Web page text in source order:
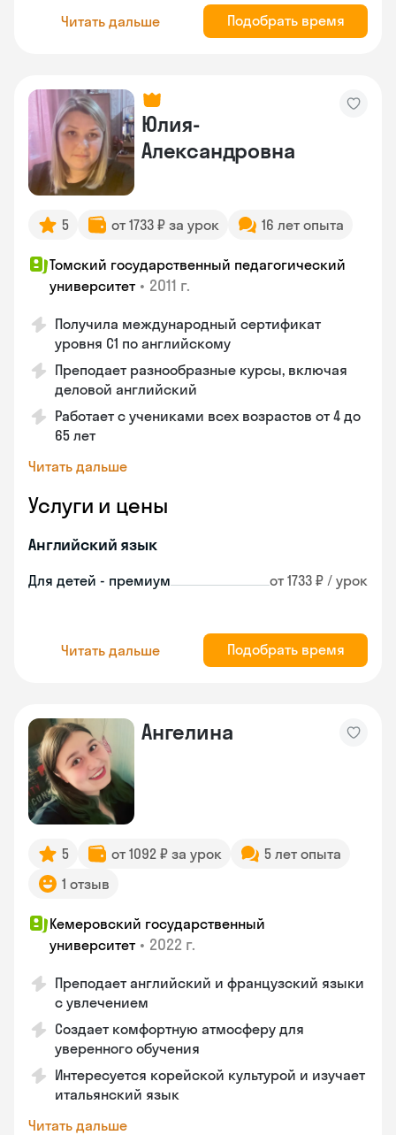
Читать дальше Подобрать время
Юлия-
Александровна
5 от 1733 ₽ за урок 16 лет опыта
Томский государственный педагогический
университет • 2011 г.
Получила международный сертификат
уровня C1 по английскому
Преподает разнообразные курсы, включая
деловой английский
Работает с учениками всех возрастов от 4 до
65 лет
Читать дальше
Услуги и цены
Английский язык
Для детей - премиум от 1733 ₽ / урок
Читать дальше Подобрать время
Ангелина
5 от 1092 ₽ за урок
5 лет опыта
1 отзыв
Кемеровский государственный
университет • 2022 г.
Преподает английский и французский языки
с увлечением
Создает комфортную атмосферу для
уверенного обучения
Интересуется корейской культурой и изучает
итальянский язык
Читать дальше